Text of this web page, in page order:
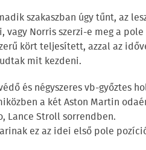
szakaszban úgy tűnt, az
vagy Norris szerzi-e meg a
kört teljesített, azzal az
mit kezdeni.
és négyszeres vb-győztes
a két Aston Martin
Lance Stroll sorrendben.
ez az idei első pole